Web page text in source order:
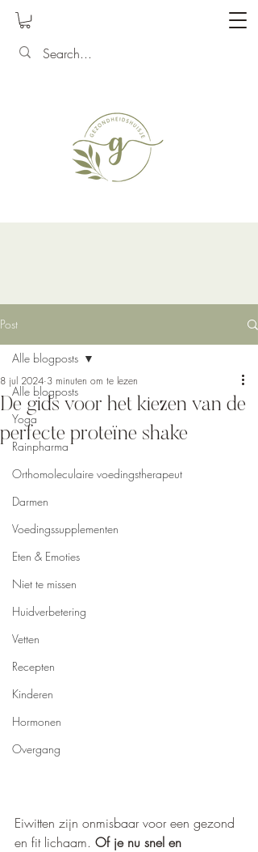
Post
Alle blogposts
Yoga
Rainpharma
Orthomoleculaire voedingstherapeut
Darmen
Voedingssupplementen
Eten & Emoties
Niet te missen
Huidverbetering
Vetten
Recepten
Kinderen
Hormonen
Overgang
Alle blogposts
De gids voor het kiezen van de
perfecte proteïne shake
8 jul 2024 3 minuten om te lezen
Eiwitten zijn onmisbaar voor een gezond
en fit lichaam. Of je nu snel en